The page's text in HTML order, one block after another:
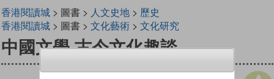
香港閱讀城> 圖書 > 人文史地> 歷史
香港閱讀城> 圖書 > 文化藝術> 文化研究
中國文學 古今文化趣談